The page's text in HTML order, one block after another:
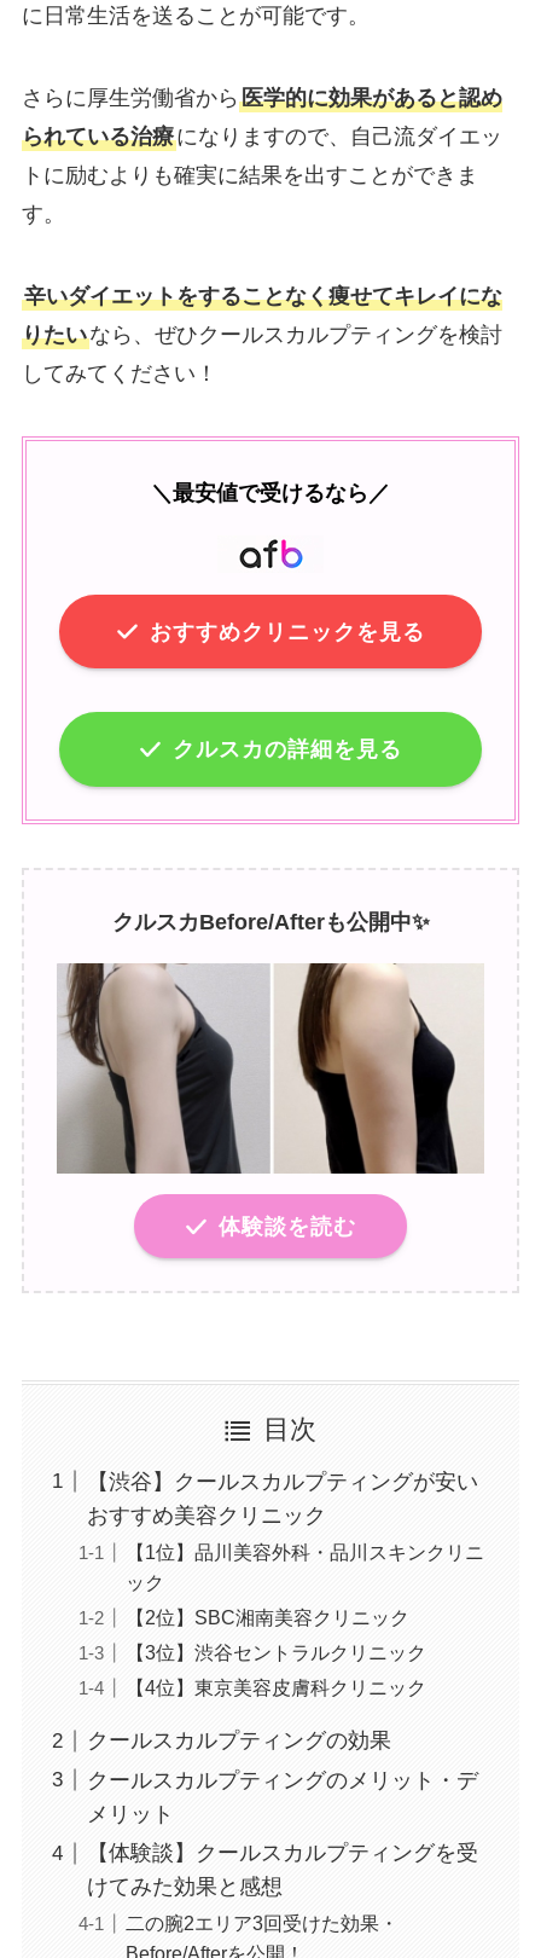
に日常生活を送ることが可能です。
さらに厚生労働省から 医学的に効果があると認め
られている治療になりますので、自己流ダイエッ
トに励むよりも確実に結果を出すことができま
す。
辛いダイエットをすることなく痩せてキレイにな
りたいなら、ぜひクールスカルプティングを検討
してみてください！
＼最安値で受けるなら／
おすすめクリニックを見る
クルスカの詳細を見る
クルスカBefore/Afterも公開中✨
体験談を読む
目次
【渋谷】クールスカルプティングが安い
おすすめ美容クリニック
【1位】品川美容外科・品川スキンクリニ
ック
【2位】SBC湘南美容クリニック
【3位】渋谷セントラルクリニック
【4位】東京美容皮膚科クリニック
クールスカルプティングの効果
クールスカルプティングのメリット・デ
メリット
【体験談】クールスカルプティングを受
けてみた効果と感想
二の腕2エリア3回受けた効果・
Before/Afterを公開！